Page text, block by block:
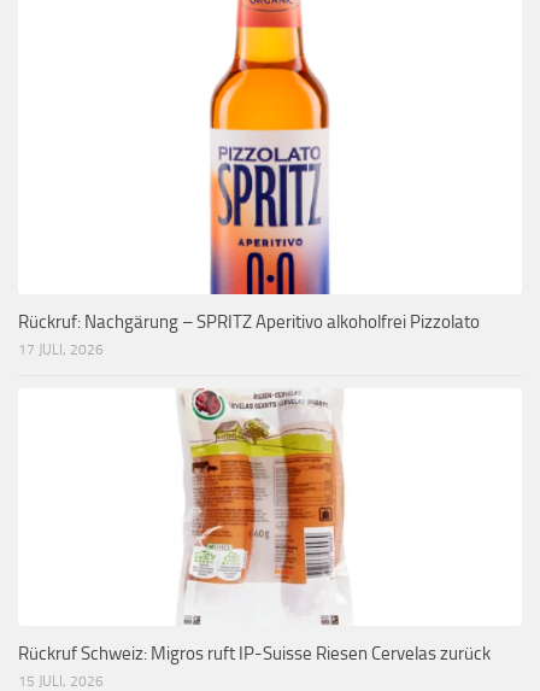
Rückruf: Nachgärung – SPRITZ Aperitivo alkoholfrei Pizzolato
17 JULI, 2026
Rückruf Schweiz: Migros ruft IP-Suisse Riesen Cervelas zurück
15 JULI, 2026